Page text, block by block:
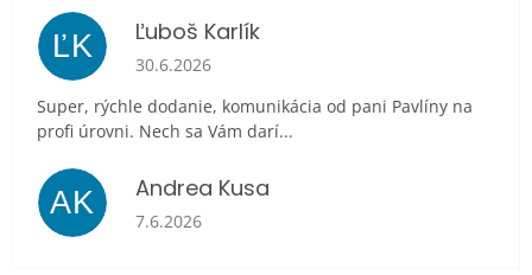
ĽK Ľuboš Karlík
Hodnotenie obchodu je 5 z 5 hviezdičiek.
30.6.2026
Super, rýchle dodanie, komunikácia od pani Pavlíny na
profi úrovni. Nech sa Vám darí...
AK Andrea Kusa
Hodnotenie obchodu je 5 z 5 hviezdičiek.
7.6.2026